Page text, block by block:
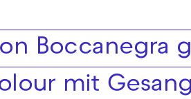
Boccanegra
mit